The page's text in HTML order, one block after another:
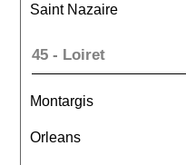
Saint Nazaire
45 - Loiret
Montargis
Orleans